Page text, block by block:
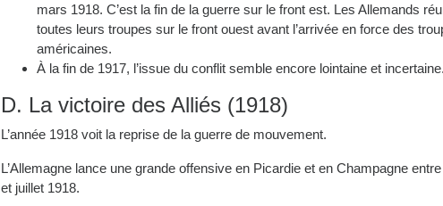
mars 1918. C’est la fin de la guerre sur le front est. Les Allemands
toutes leurs troupes sur le front ouest avant l’arrivée en force des
américaines.
À la fin de 1917, l’issue du conflit semble encore lointaine et incertaine.
D. La victoire des Alliés (1918)
L’année 1918 voit la reprise de la guerre de mouvement.
L’Allemagne lance une grande offensive en Picardie et en Champagne
et juillet 1918.